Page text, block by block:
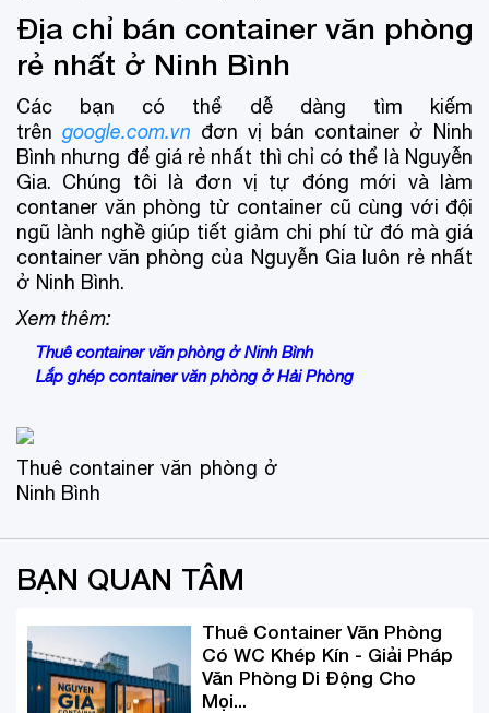
Địa chỉ bán container văn phòng
rẻ nhất ở Ninh Bình
Các bạn có thể dễ dàng tìm kiếm
trên google.com.vn đơn vị bán container ở Ninh
Bình nhưng để giá rẻ nhất thì chỉ có thể là Nguyễn
Gia. Chúng tôi là đơn vị tự đóng mới và làm
contaner văn phòng từ container cũ cùng với đội
ngũ lành nghề giúp tiết giảm chi phí từ đó mà giá
container văn phòng của Nguyễn Gia luôn rẻ nhất
ở Ninh Bình.
Xem thêm:
Thuê container văn phòng ở Ninh Bình
Lắp ghép container văn phòng ở Hải Phòng
Thuê container văn phòng ở
Ninh Bình
BẠN QUAN TÂM
Thuê Container Văn Phòng
Có WC Khép Kín - Giải Pháp
Văn Phòng Di Động Cho
Mọi...